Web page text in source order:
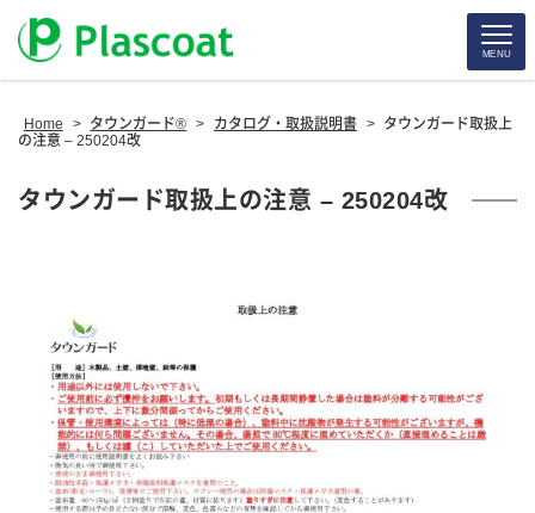
MENU
Home > タウンガード® > カタログ・取扱説明書 > タウンガード取扱上
の注意 – 250204改
タウンガード取扱上の注意 – 250204改